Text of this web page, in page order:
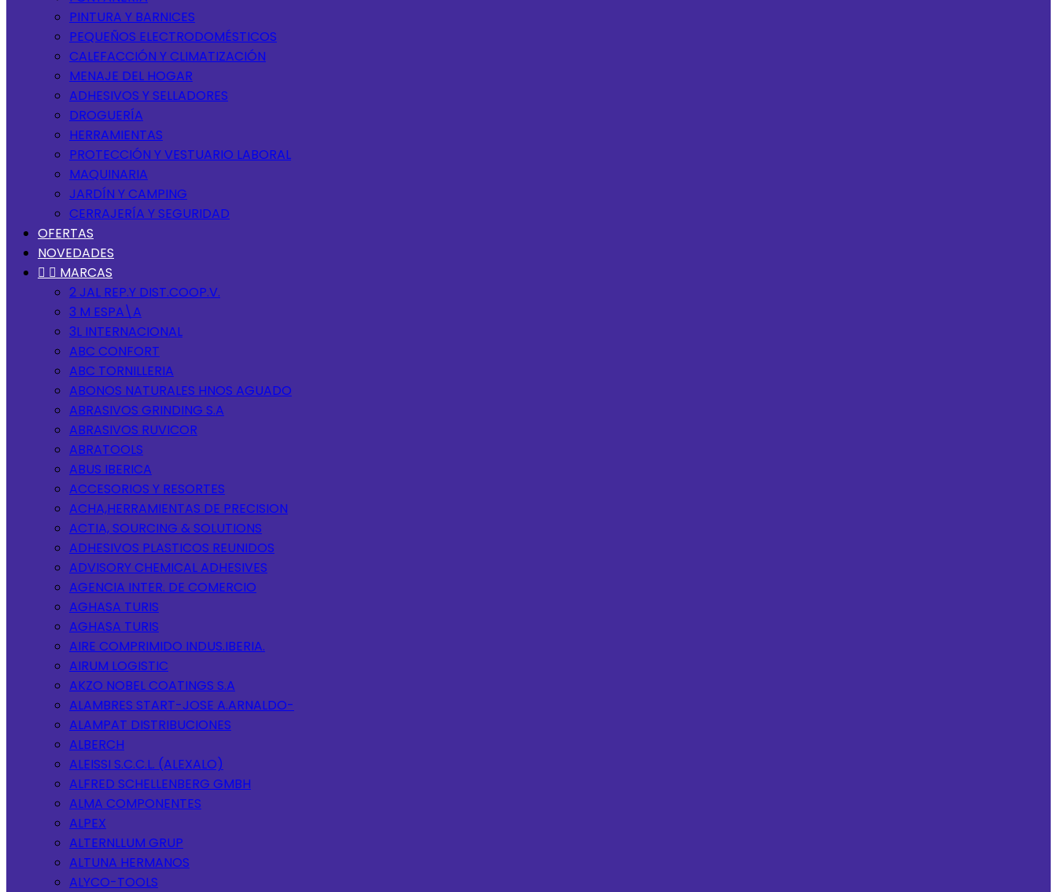
PINTURA Y BARNICES
PEQUEÑOS ELECTRODOMÉSTICOS
CALEFACCIÓN Y CLIMATIZACIÓN
MENAJE DEL HOGAR
ADHESIVOS Y SELLADORES
DROGUERÍA
HERRAMIENTAS
PROTECCIÓN Y VESTUARIO LABORAL
MAQUINARIA
JARDÍN Y CAMPING
CERRAJERÍA Y SEGURIDAD
OFERTAS
NOVEDADES
  MARCAS
2 JAL REP.Y DIST.COOP.V.
3 M ESPA\A
3L INTERNACIONAL
ABC CONFORT
ABC TORNILLERIA
ABONOS NATURALES HNOS AGUADO
ABRASIVOS GRINDING S.A
ABRASIVOS RUVICOR
ABRATOOLS
ABUS IBERICA
ACCESORIOS Y RESORTES
ACHA,HERRAMIENTAS DE PRECISION
ACTIA, SOURCING & SOLUTIONS
ADHESIVOS PLASTICOS REUNIDOS
ADVISORY CHEMICAL ADHESIVES
AGENCIA INTER. DE COMERCIO
AGHASA TURIS
AGHASA TURIS
AIRE COMPRIMIDO INDUS.IBERIA.
AIRUM LOGISTIC
AKZO NOBEL COATINGS S.A
ALAMBRES START-JOSE A.ARNALDO-
ALAMPAT DISTRIBUCIONES
ALBERCH
ALEISSI S.C.C.L. (ALEXALO)
ALFRED SCHELLENBERG GMBH
ALMA COMPONENTES
ALPEX
ALTERNLLUM GRUP
ALTUNA HERMANOS
ALYCO-TOOLS